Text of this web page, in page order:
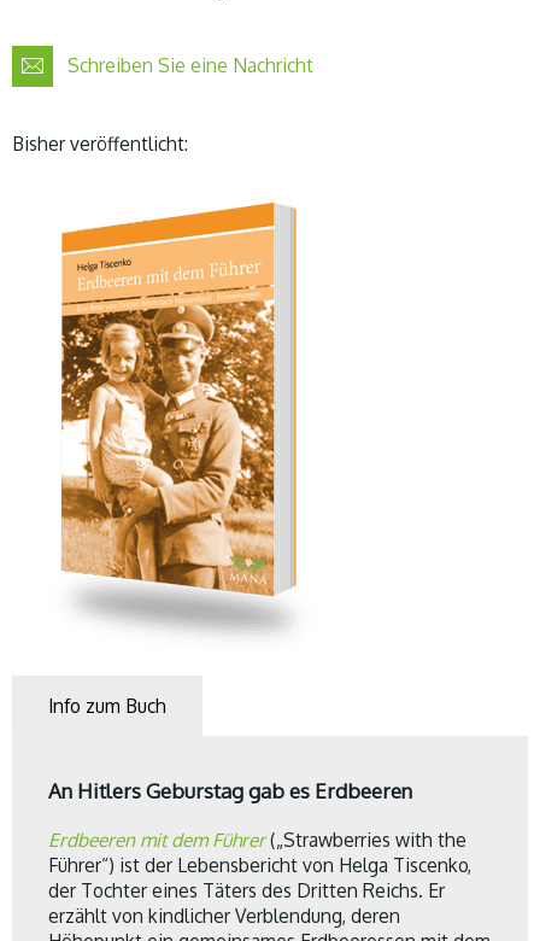
Schreiben Sie eine Nachricht
Bisher veröffentlicht:
Info zum Buch
An Hitlers Geburstag gab es Erdbeeren
Erdbeeren mit dem Führer(„Strawberries with the
Führer“) ist der Lebensbericht von Helga Tiscenko,
der Tochter eines Täters des Dritten Reichs. Er
erzählt von kindlicher Verblendung, deren